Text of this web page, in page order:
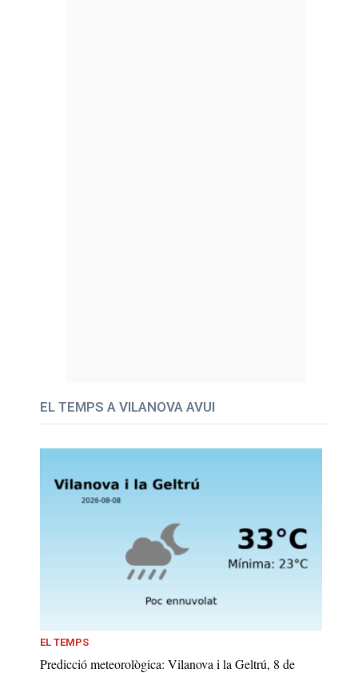
EL TEMPS A VILANOVA AVUI
EL TEMPS
Predicció meteorològica: Vilanova i la Geltrú, 8 de